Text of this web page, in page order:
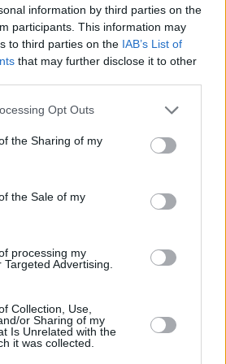
information by third parties on the
participants. This information may
to third parties on the IAB’s List of
that may further disclose it to other
Opt Outs
the Sharing of my
the Sale of my
processing my
Advertising.
Collection, Use,
or Sharing of my
Is Unrelated with the
it was collected.
Lefkas
Linköping